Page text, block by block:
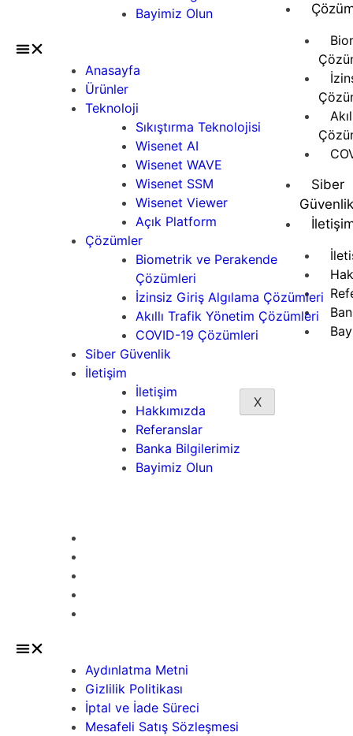
Siber
X
Bayimiz Olun
Anasayfa
Ürünler
Teknoloji
Sıkıştırma Teknolojisi
Wisenet AI
Wisenet WAVE
Wisenet SSM
Wisenet Viewer
Açık Platform
Çözümler
Biometrik ve Perakende
Çözümleri
İzinsiz Giriş Algılama Çözümleri
Akıllı Trafik Yönetim Çözümleri
COVID-19 Çözümleri
Siber Güvenlik
İletişim
İletişim
Hakkımızda
Referanslar
Banka Bilgilerimiz
Bayimiz Olun
Aydınlatma Metni
Gizlilik Politikası
İptal ve İade Süreci
Mesafeli Satış Sözleşmesi